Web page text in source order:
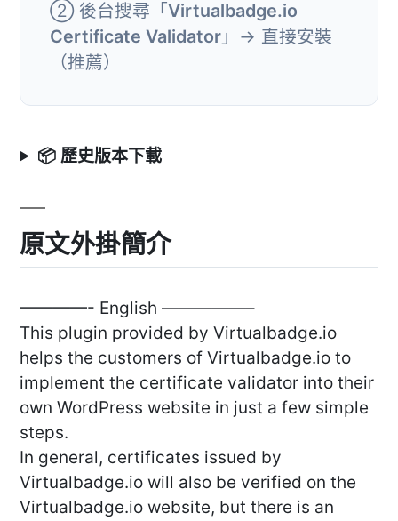
② 後台搜尋「Virtualbadge.io
Certificate Validator 」→ 直接安裝
（推薦）
📦 歷史版本下載
原文外掛簡介
————- English —————–
This plugin provided by Virtualbadge.io
helps the customers of Virtualbadge.io to
implement the certificate validator into their
own WordPress website in just a few simple
steps.
In general, certificates issued by
Virtualbadge.io will also be verified on the
Virtualbadge.io website, but there is an